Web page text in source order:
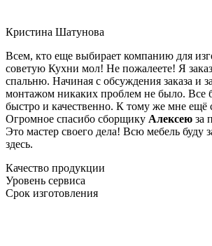
Кристина Шатунова
Всем, кто еще выбирает компанию для
советую Кухни мол! Не пожалеете! Я
спальню. Начиная с обсуждения заказа и
монтажом никаких проблем не было. Все
быстро и качественно. К тому же мне ещё
Огромное спасибо сборщику Алексею за
Это мастер своего дела! Всю мебель буду
здесь.
Качество продукции
Уровень сервиса
Срок изготовления